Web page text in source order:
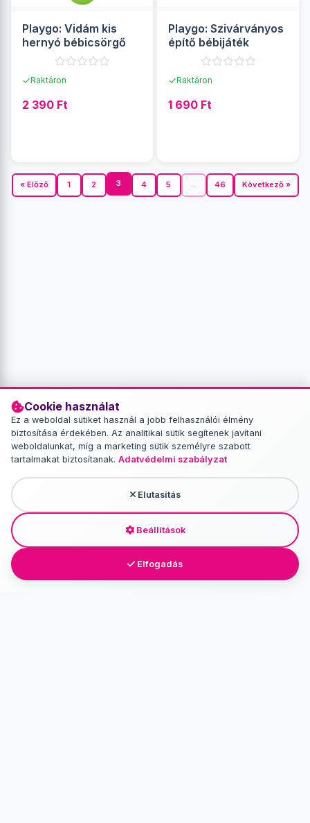
Cookie használat
Ez a weboldal sütiket használ a jobb felhasználói élmény
biztosítása érdekében. Az analitikai sütik segítenek javítani
weboldalunkat, míg a marketing sütik személyre szabott
tartalmakat biztosítanak. Adatvédelmi szabályzat
Elutasítás
Beállítások
Elfogadás
Playgo: Vidám kis
hernyó bébicsörgő
✓Raktáron
2 390 Ft
Playgo: Szivárványos
építő bébijáték
✓Raktáron
1 690 Ft
« Előző 1 2 3 4 5 ... 46 Következő »